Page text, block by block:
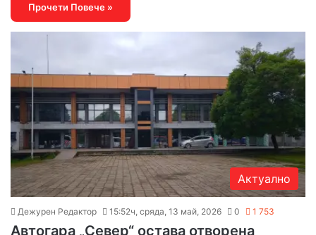
Прочети Повече »
Актуално
Дежурен Редактор 15:52ч, сряда, 13 май, 2026 0 1 753
Автогара „Север“ остава отворена